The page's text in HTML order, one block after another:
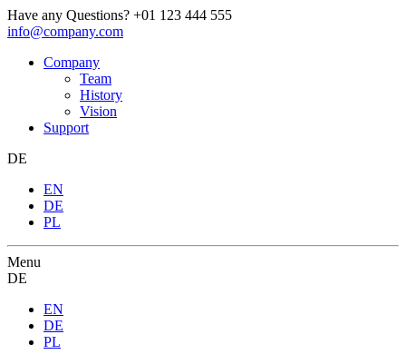
Have any Questions? +01 123 444 555
info@company.com
Company
Team
History
Vision
Support
DE
EN
DE
PL
Menu
DE
EN
DE
PL